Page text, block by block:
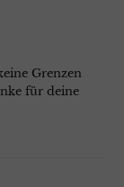
Grenzen
für deine